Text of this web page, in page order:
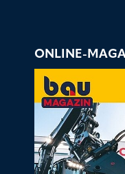
ONLINE-